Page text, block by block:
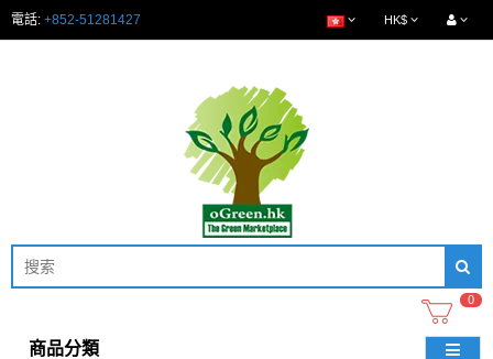
電話: +852-51281427 HK$
0
商品分類